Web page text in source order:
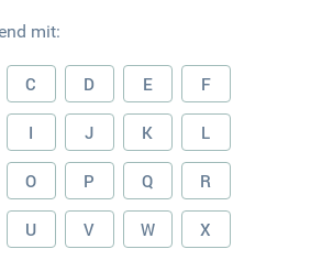
mit:
C D E F
I J K L
O P Q R
U V W X